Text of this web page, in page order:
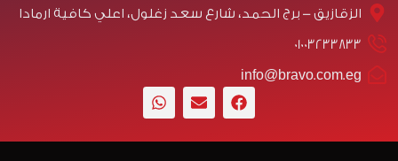
الزقازيق - برج الحمد، شارع سعد زغلول، اعلي كافية ارمادا
01003233833
info@bravo.com.eg